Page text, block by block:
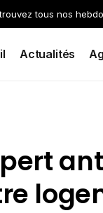
tous nos
Actualités